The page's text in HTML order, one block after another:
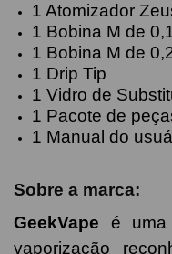
1 Atomizador
1 Bobina M de
1 Bobina M de
1 Drip Tip
1 Vidro de
1 Pacote de
1 Manual do
Sobre a marca:
GeekVape é uma
vaporização